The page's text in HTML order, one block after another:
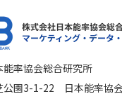
policy/
京都港区芝公園3-1-22
率協会総合研究所
公園3-1-22 日本能率協